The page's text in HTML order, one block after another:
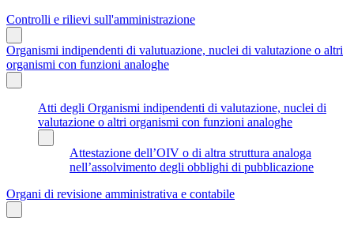
Controlli e rilievi sull'amministrazione
Organismi indipendenti di valutuazione, nuclei di valutazione o altri
organismi con funzioni analoghe
Atti degli Organismi indipendenti di valutazione, nuclei di
valutazione o altri organismi con funzioni analoghe
Attestazione dell’OIV o di altra struttura analoga
nell’assolvimento degli obblighi di pubblicazione
Organi di revisione amministrativa e contabile